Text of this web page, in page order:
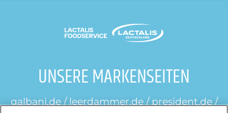
UNSERE MARKENSEITEN
galbani.de/ leerdammer.de/ president.de/